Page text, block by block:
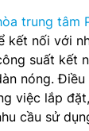
trung tâm
kết nối với
suất kết
nóng.
việc lắp
cầu sử